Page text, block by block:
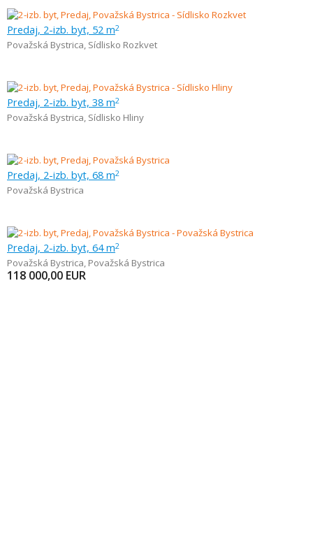
Predaj, 2-izb. byt, 52 m2
Považská Bystrica, Sídlisko Rozkvet
Predaj, 2-izb. byt, 38 m2
Považská Bystrica, Sídlisko Hliny
Predaj, 2-izb. byt, 68 m2
Považská Bystrica
Predaj, 2-izb. byt, 64 m2
Považská Bystrica, Považská Bystrica
118 000,00 EUR